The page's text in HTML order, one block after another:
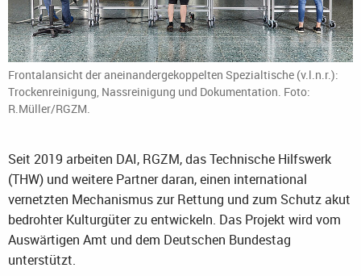
Frontalansicht der aneinandergekoppelten Spezialtische (v.l.n.r.):
Trockenreinigung, Nassreinigung und Dokumentation. Foto:
R.Müller/RGZM.
Seit 2019 arbeiten DAI, RGZM, das Technische Hilfswerk
(THW) und weitere Partner daran, einen international
vernetzten Mechanismus zur Rettung und zum Schutz akut
bedrohter Kulturgüter zu entwickeln. Das Projekt wird vom
Auswärtigen Amt und dem Deutschen Bundestag
unterstützt.